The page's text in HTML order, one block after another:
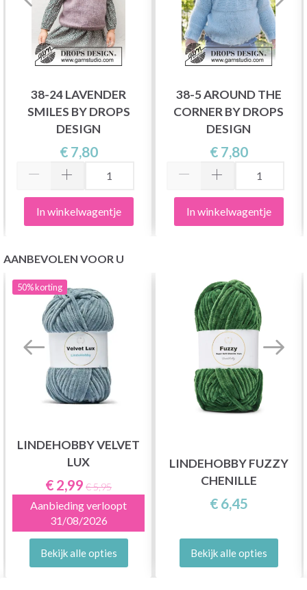
38-24 LAVENDER
SMILES BY DROPS
DESIGN
€ 7,80
In winkelwagentje
38-5 AROUND THE
CORNER BY DROPS
DESIGN
€ 7,80
In winkelwagentje
AANBEVOLEN VOOR U
50%korting
LINDEHOBBY VELVET
LUX
€ 2,99 € 5,95
Aanbieding verloopt
31/08/2026
Bekijk alle opties
LINDEHOBBY FUZZY
CHENILLE
€ 6,45
Bekijk alle opties